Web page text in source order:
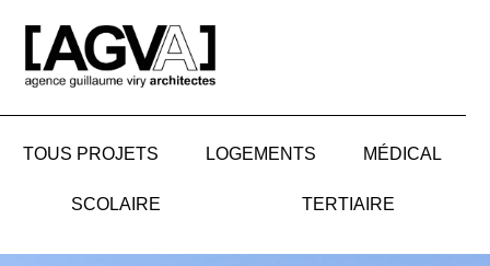
contenu
TOUS PROJETS LOGEMENTS MÉDICAL
SCOLAIRE TERTIAIRE